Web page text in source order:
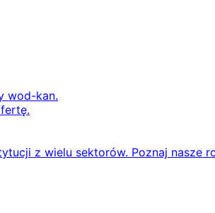
wod-kan.
z wielu sektorów. Poznaj nasze